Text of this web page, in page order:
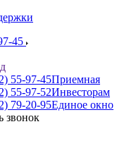
45
55-97-45Приемная
55-97-52Инвесторам
79-20-95Единое окно
звонок